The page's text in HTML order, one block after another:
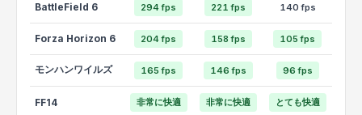
BattleField 6 294 fps 221 fps 140 fps
Forza Horizon 6 204 fps 158 fps 105 fps
モンハンワイルズ 165 fps 146 fps 96 fps
FF14 非常に快適 非常に快適 とても快適